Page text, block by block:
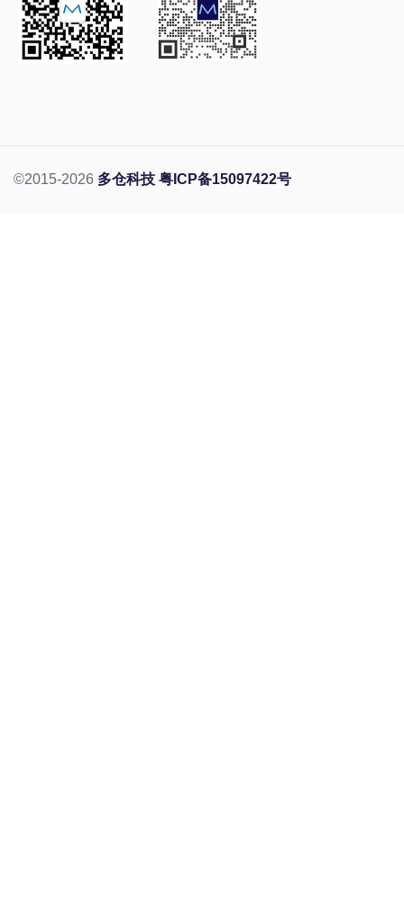
©2015-2026 多仓科技 粤ICP备15097422号